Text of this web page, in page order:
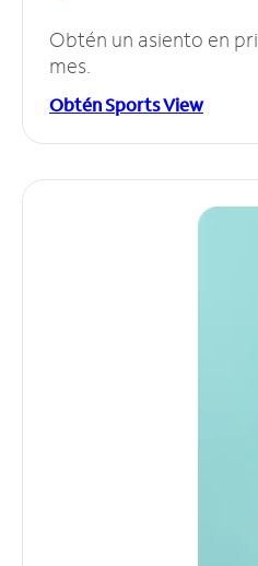
Obtén un asiento en
mes.
Obtén Sports View